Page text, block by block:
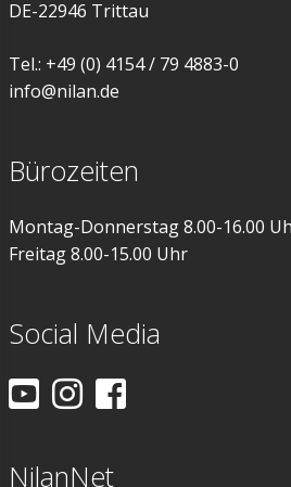
DE-22946 Trittau
Tel.: +49 (0) 4154 / 79 4883-0
info@nilan.de
Bürozeiten
Montag-Donnerstag 8.00-16.00
Freitag 8.00-15.00 Uhr
Social Media
NilanNet